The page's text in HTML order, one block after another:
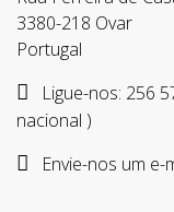
3380-218 Ovar
Portugal
Ligue-nos: 256
nacional )
Envie-nos um e-